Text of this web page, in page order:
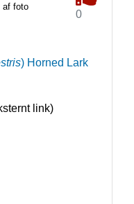
af foto
0
) Horned Lark
link)